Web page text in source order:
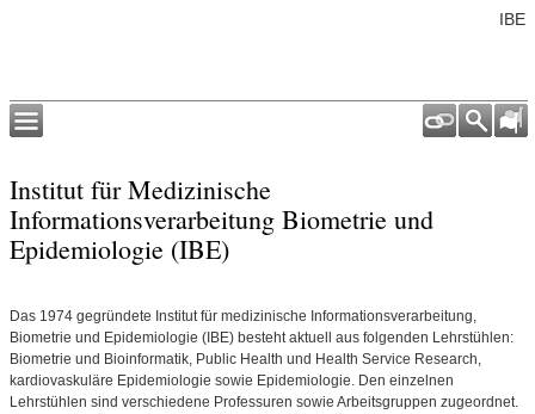
IBE
Institut für Medizinische
Informationsverarbeitung Biometrie und
Epidemiologie (IBE)
Das 1974 gegründete Institut für medizinische Informationsverarbeitung,
Biometrie und Epidemiologie (IBE) besteht aktuell aus folgenden Lehrstühlen:
Biometrie und Bioinformatik, Public Health und Health Service Research,
kardiovaskuläre Epidemiologie sowie Epidemiologie. Den einzelnen
Lehrstühlen sind verschiedene Professuren sowie Arbeitsgruppen zugeordnet.